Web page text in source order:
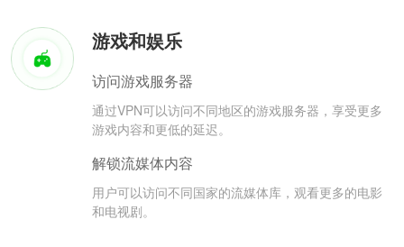
游戏和娱乐
访问游戏服务器
通过VPN可以访问不同地区的游戏服务器，享受更多
游戏内容和更低的延迟。
解锁流媒体内容
用户可以访问不同国家的流媒体库，观看更多的电影
和电视剧。